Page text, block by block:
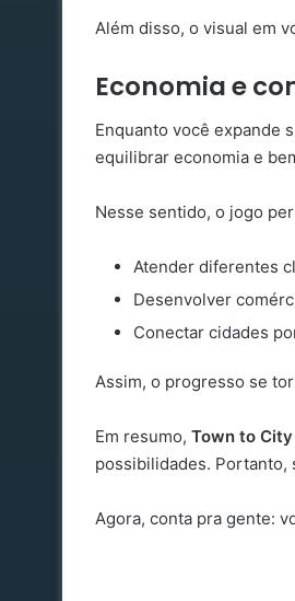
Além disso, o visual em
Economia e
Enquanto você expande
equilibrar economia e
Nesse sentido, o jogo
Atender diferentes
Desenvolver
Conectar cidades
Assim, o progresso se
Em resumo, Town to City
possibilidades. Portanto,
Agora, conta pra gente: